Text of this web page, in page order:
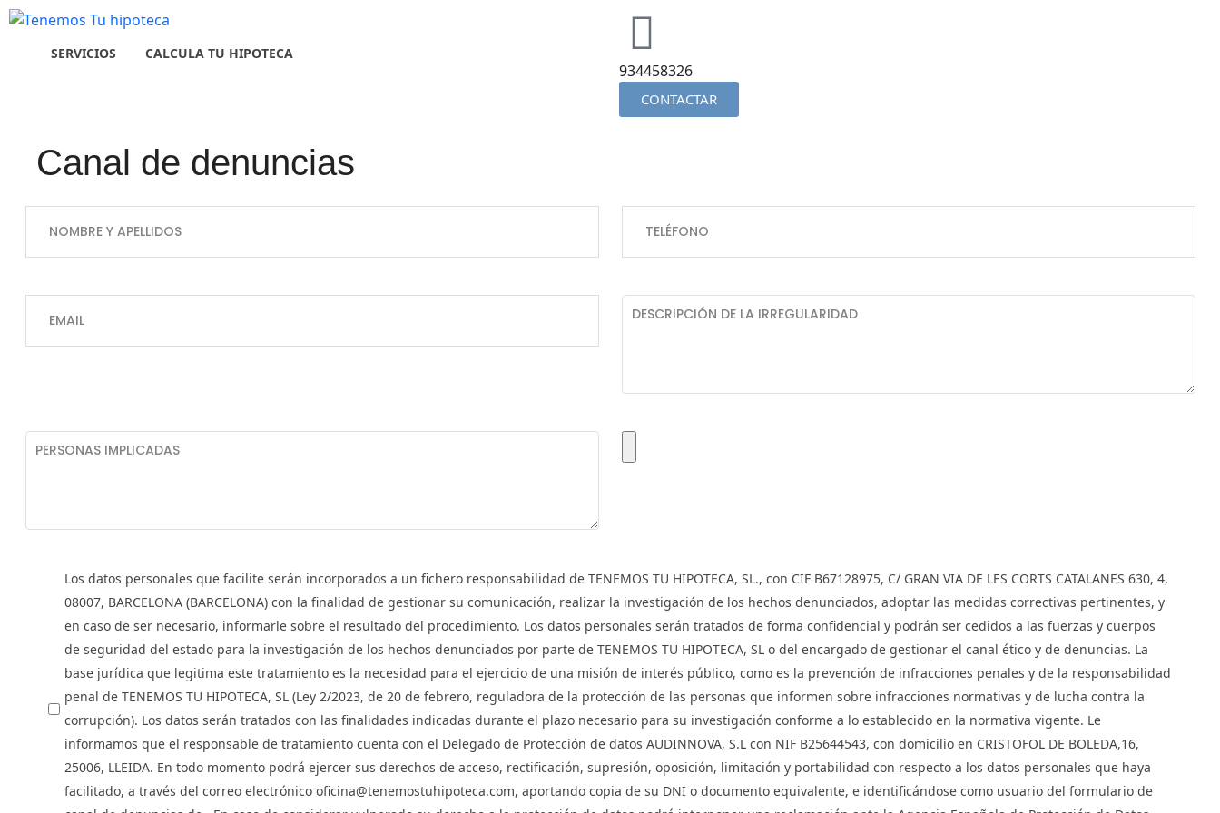
SERVICIOS CALCULA TU HIPOTECA
934458326
CONTACTAR
canal de denuncias
Los datos personales que facilite serán incorporados a un fichero responsabilidad de TENEMOS TU HIPOTECA, SL., con CIF B67128975, C/ GRAN VIA DE LES CORTS CATALANES 630, 4,
08007, BARCELONA (BARCELONA) con la finalidad de gestionar su comunicación, realizar la investigación de los hechos denunciados, adoptar las medidas correctivas pertinentes, y
en caso de ser necesario, informarle sobre el resultado del procedimiento. Los datos personales serán tratados de forma confidencial y podrán ser cedidos a las fuerzas y cuerpos
de seguridad del estado para la investigación de los hechos denunciados por parte de TENEMOS TU HIPOTECA, SL o del encargado de gestionar el canal ético y de denuncias. La
base jurídica que legitima este tratamiento es la necesidad para el ejercicio de una misión de interés público, como es la prevención de infracciones penales y de la responsabilidad
penal de TENEMOS TU HIPOTECA, SL (Ley 2/2023, de 20 de febrero, reguladora de la protección de las personas que informen sobre infracciones normativas y de lucha contra la
corrupción). Los datos serán tratados con las finalidades indicadas durante el plazo necesario para su investigación conforme a lo establecido en la normativa vigente. Le
informamos que el responsable de tratamiento cuenta con el Delegado de Protección de datos AUDINNOVA, S.L con NIF B25644543, con domicilio en CRISTOFOL DE BOLEDA,16,
25006, LLEIDA. En todo momento podrá ejercer sus derechos de acceso, rectificación, supresión, oposición, limitación y portabilidad con respecto a los datos personales que haya
facilitado, a través del correo electrónico oficina@tenemostuhipoteca.com, aportando copia de su DNI o documento equivalente, e identificándose como usuario del formulario de